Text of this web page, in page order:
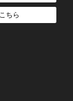
ちら